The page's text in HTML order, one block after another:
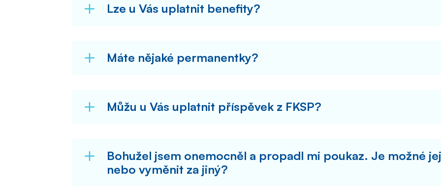
Lze u Vás uplatnit benefity?
Máte nějaké permanentky?
Můžu u Vás uplatnit příspěvek z FKSP?
Bohužel jsem onemocněl a propadl mi poukaz. Je možné
nebo vyměnit za jiný?